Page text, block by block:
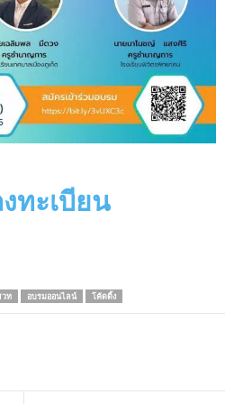
ทะเบียน
วท อบรมออนไลน์ โค้ดดิ้ง